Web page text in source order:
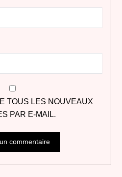
TOUS LES NOUVEAUX
PAR E-MAIL.